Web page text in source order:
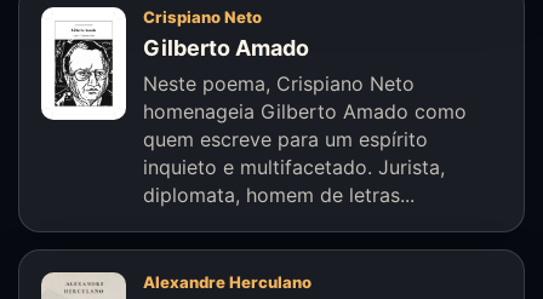
Crispiano Neto
Gilberto Amado
Neste poema, Crispiano Neto
homenageia Gilberto Amado como
quem escreve para um espírito
inquieto e multifacetado. Jurista,
diplomata, homem de letras...
Alexandre Herculano